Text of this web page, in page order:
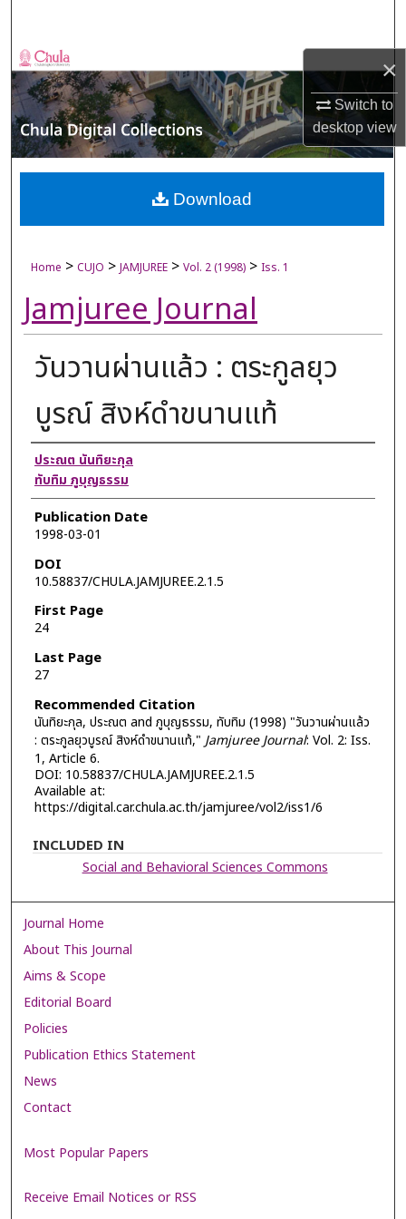
×
Switch to
desktopview
Browse Collections
My Account
About
Digital Commons Network™
Home > CUJO > JAMJUREE > Vol. 2 (1998) > Iss. 1
Jamjuree Journal
วันวานผ่านแล้ว : ตระกูลยุว
บูรณ์ สิงห์ดำขนานแท้
Authors
ประณต นันทิยะกุล
ทับทิม ภูบุญธรรม
Publication Date
1998-03-01
DOI
10.58837/CHULA.JAMJUREE.2.1.5
First Page
24
Last Page
27
Recommended Citation
นันทิยะกุล, ประณต and ภูบุญธรรม, ทับทิม (1998) "วันวานผ่านแล้ว
: ตระกูลยุวบูรณ์ สิงห์ดำขนานแท้," Jamjuree Journal: Vol. 2: Iss.
1, Article 6.
DOI: 10.58837/CHULA.JAMJUREE.2.1.5
Available at:
https://digital.car.chula.ac.th/jamjuree/vol2/iss1/6
Download
INCLUDED IN
Social and Behavioral Sciences Commons
Journal Home
About This Journal
Aims & Scope
Editorial Board
Policies
Publication Ethics Statement
News
Contact
Most Popular Papers
Receive Email Notices or RSS